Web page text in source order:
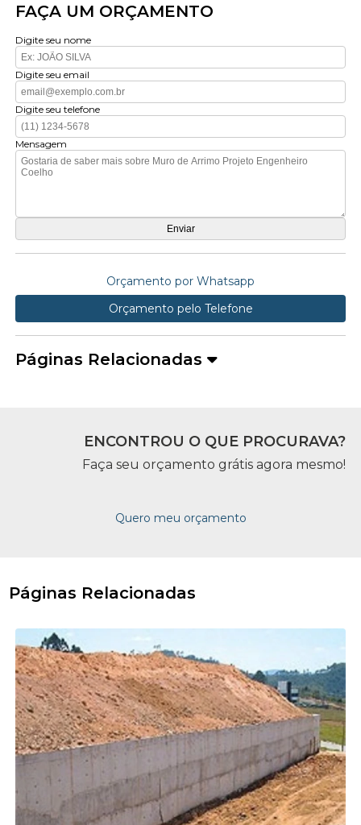
FAÇA UM ORÇAMENTO
Digite seu nome
Digite seu email
Digite seu telefone
Mensagem
Orçamento por Whatsapp
Orçamento pelo Telefone
Páginas Relacionadas
ENCONTROU O QUE PROCURAVA?
Faça seu orçamento grátis agora mesmo!
Quero meu orçamento
Páginas Relacionadas